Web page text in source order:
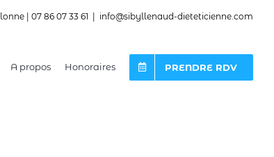
| 07 86 07 33 61 info@sibyllenaud-dieteticienne.com
A propos Honoraires PRENDRE RDV